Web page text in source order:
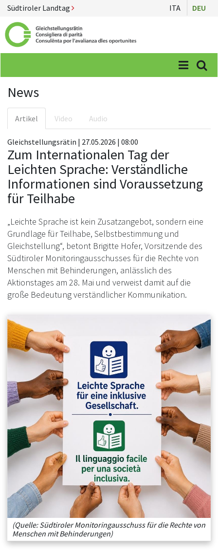
Südtiroler Landtag ITA DEU
Menü
News
Artikel Video Audio
Gleichstellungsrätin | 27.05.2026 | 08:00
Zum Internationalen Tag der
Leichten Sprache: Verständliche
Informationen sind Voraussetzung
für Teilhabe
„Leichte Sprache ist kein Zusatzangebot, sondern eine
Grundlage für Teilhabe, Selbstbestimmung und
Gleichstellung“, betont Brigitte Hofer, Vorsitzende des
Südtiroler Monitoringausschusses für die Rechte von
Menschen mit Behinderungen, anlässlich des
Aktionstages am 28. Mai und verweist damit auf die
große Bedeutung verständlicher Kommunikation.
(Quelle: Südtiroler Monitoringausschuss für die Rechte von
Menschen mit Behinderungen)